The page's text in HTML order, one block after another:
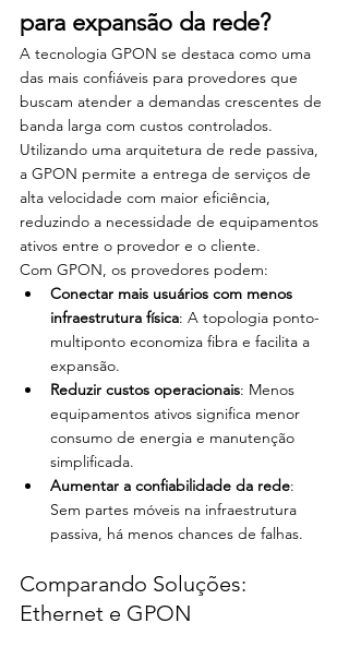
para expansão da rede?
A tecnologia GPON se destaca como uma
das mais confiáveis para provedores que
buscam atender a demandas crescentes de
banda larga com custos controlados.
Utilizando uma arquitetura de rede passiva,
a GPON permite a entrega de serviços de
alta velocidade com maior eficiência,
reduzindo a necessidade de equipamentos
ativos entre o provedor e o cliente.
Com GPON, os provedores podem:
Conectar mais usuários com menos
infraestrutura física: A topologia ponto-
multiponto economiza fibra e facilita a
expansão.
Reduzir custos operacionais: Menos
equipamentos ativos significa menor
consumo de energia e manutenção
simplificada.
Aumentar a confiabilidade da rede:
Sem partes móveis na infraestrutura
passiva, há menos chances de falhas.
Comparando Soluções:
Ethernet e GPON